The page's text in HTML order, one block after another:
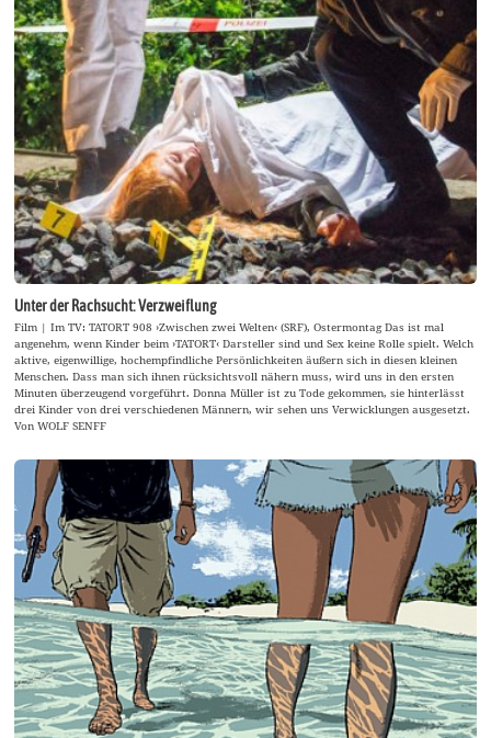
Unter der Rachsucht: Verzweiflung
Film | Im TV: TATORT 908 ›Zwischen zwei Welten‹ (SRF), Ostermontag Das ist mal
angenehm, wenn Kinder beim ›TATORT‹ Darsteller sind und Sex keine Rolle spielt. Welch
aktive, eigenwillige, hochempfindliche Persönlichkeiten äußern sich in diesen kleinen
Menschen. Dass man sich ihnen rücksichtsvoll nähern muss, wird uns in den ersten
Minuten überzeugend vorgeführt. Donna Müller ist zu Tode gekommen, sie hinterlässt
drei Kinder von drei verschiedenen Männern, wir sehen uns Verwicklungen ausgesetzt.
Von WOLF SENFF